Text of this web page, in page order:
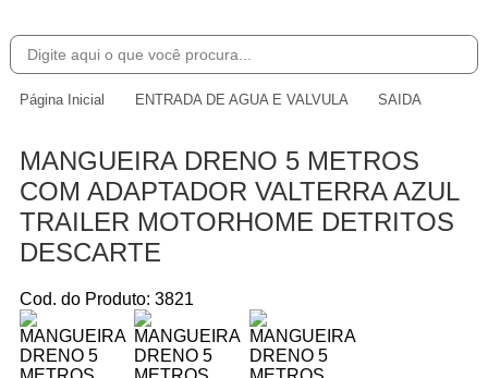
Página Inicial ENTRADA DE AGUA E VALVULA SAIDA
MANGUEIRA DRENO 5 METROS
COM ADAPTADOR VALTERRA AZUL
TRAILER MOTORHOME DETRITOS
DESCARTE
Cod. do Produto: 3821